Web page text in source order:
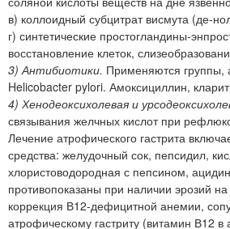
в) коллоидный субцитрат висмута (де-
г) синтетические простогландины-
восстановление клеток,
3) Антибиотики. Применяются группы,
Helicobacter pylori. Амоксициллин,
4) Хенодеоксихолевая и
связывания желчных кислот при
Лечение атрофического гастрита
средства: желудочный сок, пепсидил,
хлористоводородная с пепсином,
противопоказаны при наличии эрозий
коррекция В12-дефицитной анемии,
атрофическому гастриту (витамин В12 в